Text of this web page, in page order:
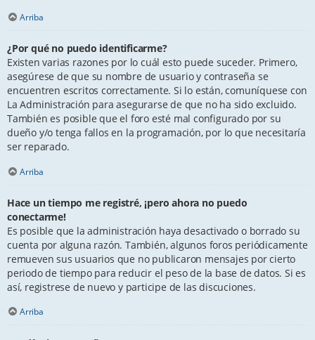
Arriba
¿Por qué no puedo identificarme?
Existen varias razones por lo cuál esto puede suceder. Primero,
asegúrese de que su nombre de usuario y contraseña se
encuentren escritos correctamente. Si lo están, comuníquese con
La Administración para asegurarse de que no ha sido excluido.
También es posible que el foro esté mal configurado por su
dueño y/o tenga fallos en la programación, por lo que necesitaría
ser reparado.
Arriba
Hace un tiempo me registré, ¡pero ahora no puedo
conectarme!
Es posible que la administración haya desactivado o borrado su
cuenta por alguna razón. También, algunos foros periódicamente
remueven sus usuarios que no publicaron mensajes por cierto
periodo de tiempo para reducir el peso de la base de datos. Si es
así, registrese de nuevo y participe de las discuciones.
Arriba